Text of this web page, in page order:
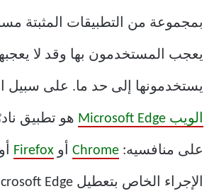
بمجموعة من التطبيقات المثبتة
يعجب المستخدمون بها وقد لا
يستخدمونها إلى حد ما. على سبيل
الويب Microsoft Edge هو تطبيق
على منافسيه: Chrome أو Firefox أو